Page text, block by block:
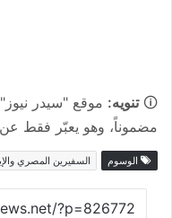
🛈تنويه: موقع "سيدر
مضموناً، وهو يعبّر فقط
الوسوم السفيرين المصري